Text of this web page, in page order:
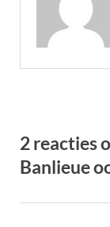
2 reacties
Banlieue